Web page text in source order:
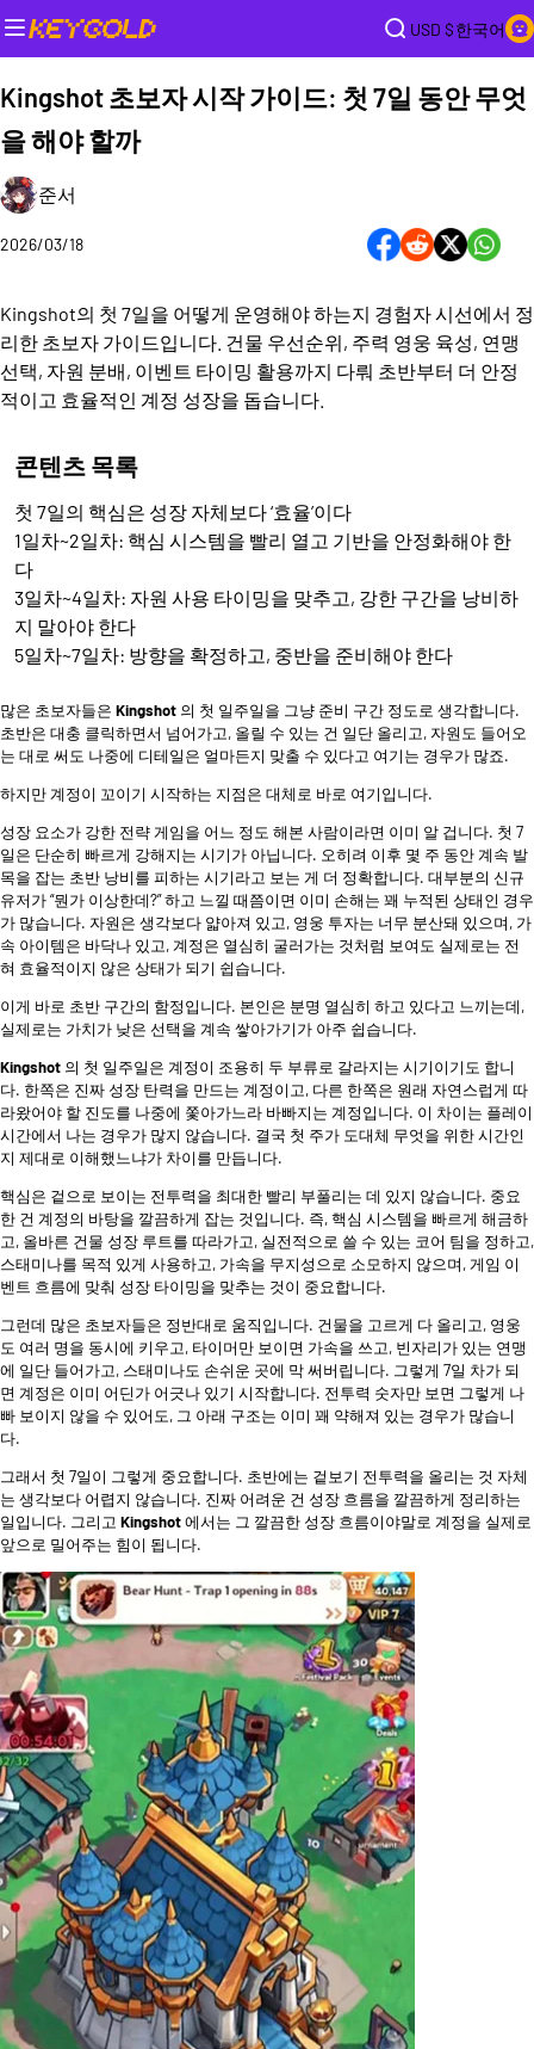
USD $한국어
Kingshot 초보자 시작 가이드: 첫 7일 동안 무엇
을 해야 할까
준서
2026/03/18
Kingshot의 첫 7일을 어떻게 운영해야 하는지 경험자 시선에서 정
리한 초보자 가이드입니다. 건물 우선순위, 주력 영웅 육성, 연맹
선택, 자원 분배, 이벤트 타이밍 활용까지 다뤄 초반부터 더 안정
적이고 효율적인 계정 성장을 돕습니다.
콘텐츠 목록
첫 7일의 핵심은 성장 자체보다 ‘효율’이다
1일차~2일차: 핵심 시스템을 빨리 열고 기반을 안정화해야 한
다
3일차~4일차: 자원 사용 타이밍을 맞추고, 강한 구간을 낭비하
지 말아야 한다
5일차~7일차: 방향을 확정하고, 중반을 준비해야 한다
많은 초보자들은 Kingshot 의 첫 일주일을 그냥 준비 구간 정도로 생각합니다.
초반은 대충 클릭하면서 넘어가고, 올릴 수 있는 건 일단 올리고, 자원도 들어오
는 대로 써도 나중에 디테일은 얼마든지 맞출 수 있다고 여기는 경우가 많죠.
하지만 계정이 꼬이기 시작하는 지점은 대체로 바로 여기입니다.
성장 요소가 강한 전략 게임을 어느 정도 해본 사람이라면 이미 알 겁니다. 첫 7
일은 단순히 빠르게 강해지는 시기가 아닙니다. 오히려 이후 몇 주 동안 계속 발
목을 잡는 초반 낭비를 피하는 시기라고 보는 게 더 정확합니다. 대부분의 신규
유저가 “뭔가 이상한데?” 하고 느낄 때쯤이면 이미 손해는 꽤 누적된 상태인 경우
가 많습니다. 자원은 생각보다 얇아져 있고, 영웅 투자는 너무 분산돼 있으며, 가
속 아이템은 바닥나 있고, 계정은 열심히 굴러가는 것처럼 보여도 실제로는 전
혀 효율적이지 않은 상태가 되기 쉽습니다.
이게 바로 초반 구간의 함정입니다. 본인은 분명 열심히 하고 있다고 느끼는데,
실제로는 가치가 낮은 선택을 계속 쌓아가기가 아주 쉽습니다.
Kingshot 의 첫 일주일은 계정이 조용히 두 부류로 갈라지는 시기이기도 합니
다. 한쪽은 진짜 성장 탄력을 만드는 계정이고, 다른 한쪽은 원래 자연스럽게 따
라왔어야 할 진도를 나중에 쫓아가느라 바빠지는 계정입니다. 이 차이는 플레이
시간에서 나는 경우가 많지 않습니다. 결국 첫 주가 도대체 무엇을 위한 시간인
지 제대로 이해했느냐가 차이를 만듭니다.
핵심은 겉으로 보이는 전투력을 최대한 빨리 부풀리는 데 있지 않습니다. 중요
한 건 계정의 바탕을 깔끔하게 잡는 것입니다. 즉, 핵심 시스템을 빠르게 해금하
고, 올바른 건물 성장 루트를 따라가고, 실전적으로 쓸 수 있는 코어 팀을 정하고,
스태미나를 목적 있게 사용하고, 가속을 무지성으로 소모하지 않으며, 게임 이
벤트 흐름에 맞춰 성장 타이밍을 맞추는 것이 중요합니다.
그런데 많은 초보자들은 정반대로 움직입니다. 건물을 고르게 다 올리고, 영웅
도 여러 명을 동시에 키우고, 타이머만 보이면 가속을 쓰고, 빈자리가 있는 연맹
에 일단 들어가고, 스태미나도 손쉬운 곳에 막 써버립니다. 그렇게 7일 차가 되
면 계정은 이미 어딘가 어긋나 있기 시작합니다. 전투력 숫자만 보면 그렇게 나
빠 보이지 않을 수 있어도, 그 아래 구조는 이미 꽤 약해져 있는 경우가 많습니
다.
그래서 첫 7일이 그렇게 중요합니다. 초반에는 겉보기 전투력을 올리는 것 자체
는 생각보다 어렵지 않습니다. 진짜 어려운 건 성장 흐름을 깔끔하게 정리하는
일입니다. 그리고 Kingshot에서는 그 깔끔한 성장 흐름이야말로 계정을 실제로
앞으로 밀어주는 힘이 됩니다.